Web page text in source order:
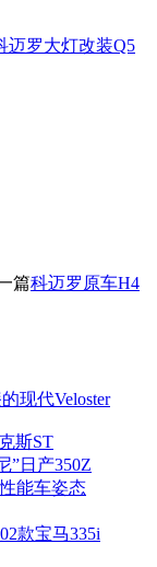
迈罗大灯改装Q5
篇科迈罗原车H4
现代Veloster
斯ST
”日产350Z
能车姿态
款宝马335i